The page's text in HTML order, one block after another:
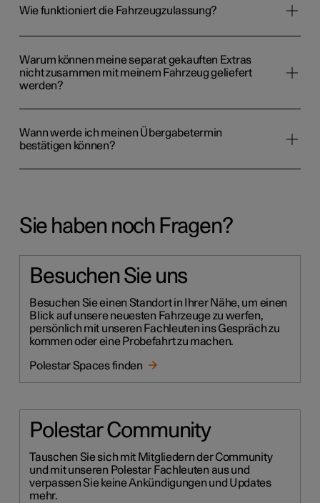
Wie funktioniert die Fahrzeugzulassung?
Warum können meine separat gekauften Extras
nicht zusammen mit meinem Fahrzeug geliefert
werden?
Wann werde ich meinen Übergabetermin
bestätigen können?
Sie haben noch Fragen?
Besuchen Sie uns
Besuchen Sie einen Standort in Ihrer Nähe, um einen
Blick auf unsere neuesten Fahrzeuge zu werfen,
persönlich mit unseren Fachleuten ins Gespräch zu
kommen oder eine Probefahrt zu machen.
Polestar Spaces finden
Polestar Community
Tauschen Sie sich mit Mitgliedern der Community
und mit unseren Polestar Fachleuten aus und
verpassen Sie keine Ankündigungen und Updates
mehr.